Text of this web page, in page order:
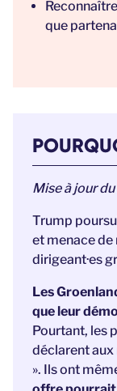
que
Mise à jour
Trump
et menace
dirigeant·es
Les
que leur
Pourtant, les
déclarent
». Ils ont